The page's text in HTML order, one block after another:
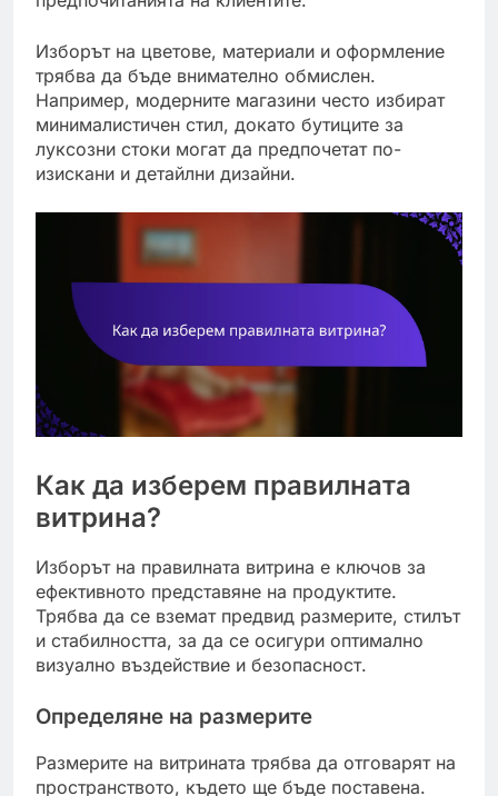
Изборът на цветове, материали и оформление
трябва да бъде внимателно обмислен.
Например, модерните магазини често избират
минималистичен стил, докато бутиците за
луксозни стоки могат да предпочетат по-
изискани и детайлни дизайни.
Как да изберем правилната
витрина?
Изборът на правилната витрина е ключов за
ефективното представяне на продуктите.
Трябва да се вземат предвид размерите, стилът
и стабилността, за да се осигури оптимално
визуално въздействие и безопасност.
Определяне на размерите
Размерите на витрината трябва да отговарят на
пространството, където ще бъде поставена.